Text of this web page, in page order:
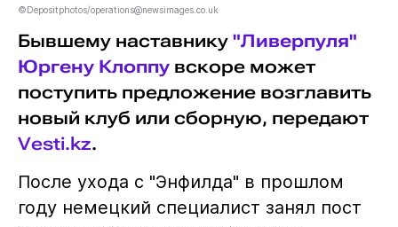
©Depositphotos/operations@newsimages.co.uk
Бывшему наставнику "Ливерпуля"
Юргену Клоппувскоре может
поступить предложение возглавить
новый клуб или сборную, передают
Vesti.kz.
После ухода с "Энфилда" в прошлом
году немецкий специалист занял пост